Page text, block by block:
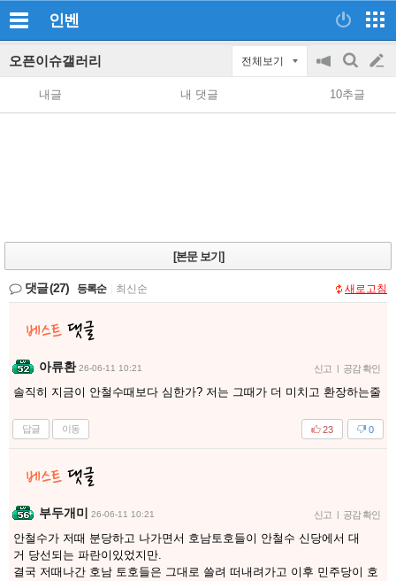
인벤
오픈이슈갤러리 전체보기
공
지
on/off
검
색
글
쓰
내글 내 댓글 10추글
[본문 보기]
댓글(27) 등록순 최신순 새로고침
아류환 26-06-11 10:21 신고 | 공감 확인
솔직히 지금이 안철수때보다 심한가? 저는 그때가 더 미치고 환장하는줄
답글 이동 0
23
부두개미 26-06-11 10:21 신고 | 공감 확인
안철수가 저때 분당하고 나가면서 호남토호들이 안철수 신당에서 대
거 당선되는 파란이있었지만.
결국 저때나간 호남 토호들은 그대로 쓸려 떠내려가고 이후 민주당이 호